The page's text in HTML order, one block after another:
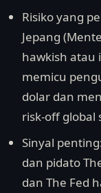
Risiko yang
Jepang
hawkish atau
memicu
dolar dan
risk-off global
Sinyal
dan pidato
dan The Fed